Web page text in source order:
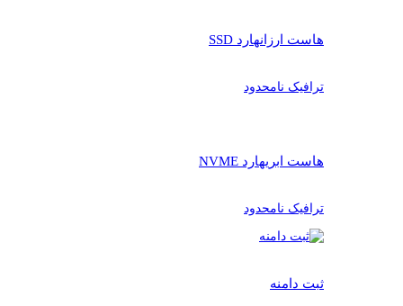
هاست ارزانهارد SSD
ترافیک نامحدود
هاست ابریهارد NVME
ترافیک نامحدود
ثبت دامنه